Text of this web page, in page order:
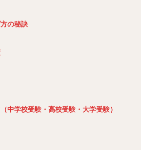
の秘訣
中学校受験・高校受験・大学受験）